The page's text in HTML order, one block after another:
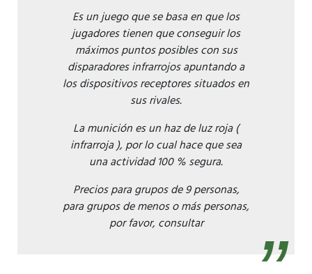
Es un juego que se basa en que los
jugadores tienen que conseguir los
máximos puntos posibles con sus
disparadores infrarrojos apuntando a
los dispositivos receptores situados en
sus rivales.
La munición es un haz de luz roja (
infrarroja ), por lo cual hace que sea
una actividad 100 % segura.
Precios para grupos de 9 personas,
para grupos de menos o más personas,
por favor, consultar